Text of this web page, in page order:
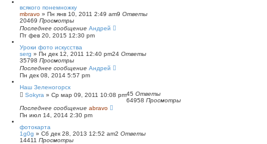
всякого понемножку
mbravo » Пн янв 10, 2011 2:49 am9 Ответы
20469 Просмотры
Последнее сообщение Андрей
Пт фев 20, 2015 12:30 pm
Уроки фото искусства
serg » Пн дек 12, 2011 12:40 pm24 Ответы
35798 Просмотры
Последнее сообщение Андрей
Пн дек 08, 2014 5:57 pm
Наш Зеленогорск
Sokyra » Ср мар 09, 2011 10:08 pm45 Ответы
64958 Просмотры
Последнее сообщение abravo
Пн июл 14, 2014 2:30 pm
фотокарта
1g0g » Сб дек 28, 2013 12:52 am2 Ответы
14411 Просмотры